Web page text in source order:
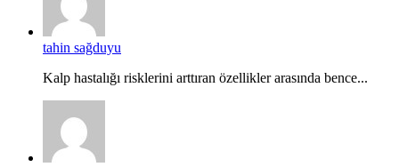
tahin sağduyu
Kalp hastalığı risklerini arttıran özellikler arasında bence...